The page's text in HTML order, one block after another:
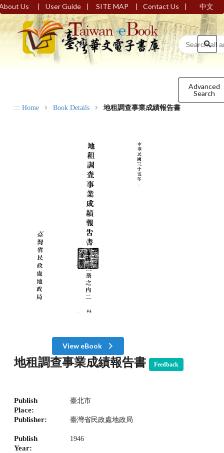
Us | User Guide | SITE MAP | Contact Us | 中文
Advanced
Search
::: Home Book Details 地租調查事業成績報告書
View eBook
地租調查事業成績報告書 Feedback
Publish
Place:
臺北市
Publisher: 臺灣省民政處地政局
Publish
Year:
1946